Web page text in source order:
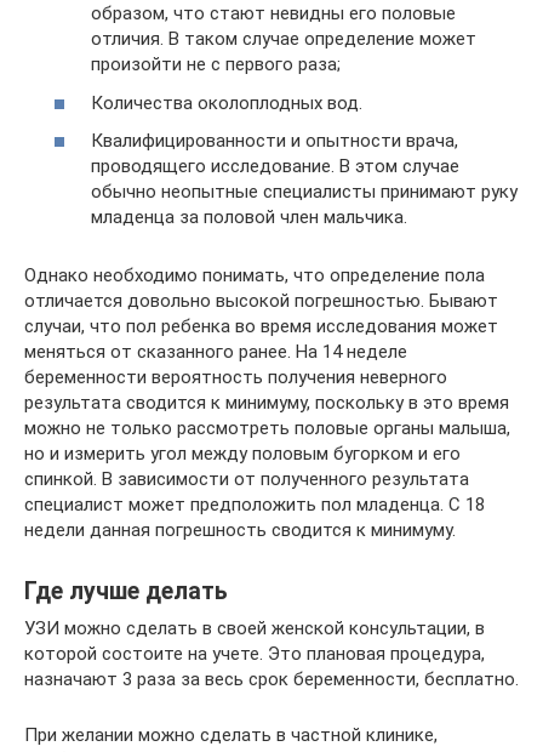
образом, что стают невидны его половые
отличия. В таком случае определение может
произойти не с первого раза;
Количества околоплодных вод.
Квалифицированности и опытности врача,
проводящего исследование. В этом случае
обычно неопытные специалисты принимают руку
младенца за половой член мальчика.
Однако необходимо понимать, что определение пола
отличается довольно высокой погрешностью. Бывают
случаи, что пол ребенка во время исследования может
меняться от сказанного ранее. На 14 неделе
беременности вероятность получения неверного
результата сводится к минимуму, поскольку в это время
можно не только рассмотреть половые органы малыша,
но и измерить угол между половым бугорком и его
спинкой. В зависимости от полученного результата
специалист может предположить пол младенца. С 18
недели данная погрешность сводится к минимуму.
Где лучше делать
УЗИ можно сделать в своей женской консультации, в
которой состоите на учете. Это плановая процедура,
назначают 3 раза за весь срок беременности, бесплатно.
При желании можно сделать в частной клинике,